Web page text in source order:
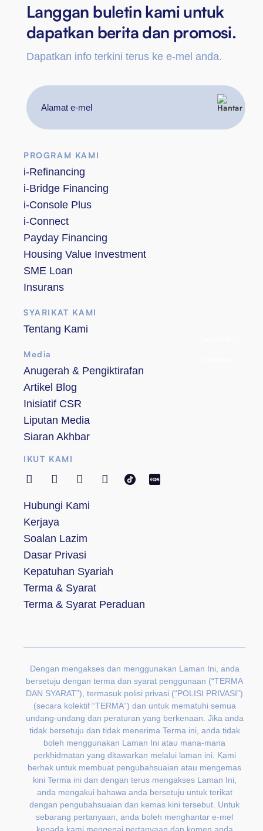
Langgan buletin kami untuk
dapatkan berita dan promosi.
Dapatkan info terkini terus ke e-mel anda.
mel
PROGRAM KAMI
i-Refinancing
i-Bridge Financing
i-Console Plus
i-Connect
Payday Financing
Housing Value Investment
SME Loan
Insurans
SYARIKAT KAMI
Tentang Kami
Media
Anugerah & Pengiktirafan
Artikel Blog
Inisiatif CSR
Liputan Media
Siaran Akhbar
IKUT KAMI
Hubungi Kami
Kerjaya
Soalan Lazim
Dasar Privasi
Kepatuhan Syariah
Terma & Syarat
Terma & Syarat Peraduan
Dengan mengakses dan menggunakan Laman Ini, anda
bersetuju dengan terma dan syarat penggunaan (“TERMA
DAN SYARAT”), termasuk polisi privasi (“POLISI PRIVASI”)
(secara kolektif “TERMA”) dan untuk mematuhi semua
undang-undang dan peraturan yang berkenaan. Jika anda
tidak bersetuju dan tidak menerima Terma ini, anda tidak
boleh menggunakan Laman Ini atau mana-mana
perkhidmatan yang ditawarkan melalui laman ini. Kami
berhak untuk membuat pengubahsuaian atau mengemas
kini Terma ini dan dengan terus mengakses Laman Ini,
anda mengakui bahawa anda bersetuju untuk terikat
dengan pengubahsuaian dan kemas kini tersebut. Untuk
sebarang pertanyaan, anda boleh menghantar e-mel